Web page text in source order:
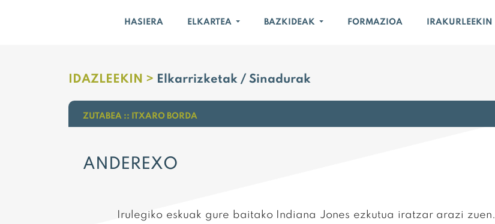
HASIERA ELKARTEA BAZKIDEAK FORMAZIOA IRAKURLEEKIN
IDAZLEEKIN > Elkarrizketak / Sinadurak
ZUTABEA :: ITXARO BORDA
ANDEREXO
Irulegiko eskuak gure baitako Indiana Jones ezkutua iratzar arazi zuen.